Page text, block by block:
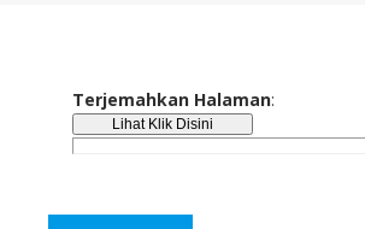
Terjemahkan Halaman: